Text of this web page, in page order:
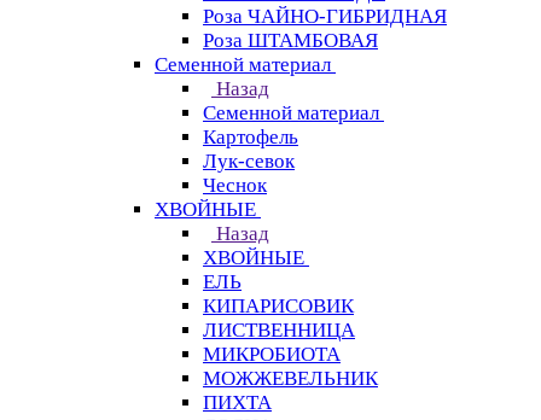
Роза ЧАЙНО-ГИБРИДНАЯ
Роза ШТАМБОВАЯ
Семенной материал
Назад
Семенной материал
Картофель
Лук-севок
Чеснок
ХВОЙНЫЕ
Назад
ХВОЙНЫЕ
ЕЛЬ
КИПАРИСОВИК
ЛИСТВЕННИЦА
МИКРОБИОТА
МОЖЖЕВЕЛЬНИК
ПИХТА